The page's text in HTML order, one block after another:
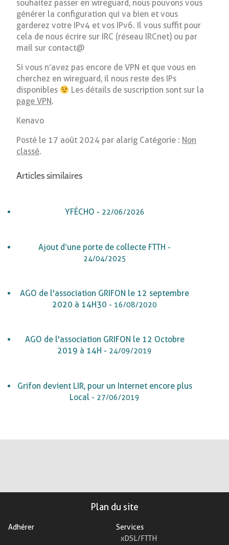
souhaitez passer en wireguard, nous pouvons vous
générer la configuration qui va bien et vous
garderez votre IPv4 et vos IPv6. Il vous suffit pour
cela de nous écrire sur IRC (réseau IRCnet) ou par
mail sur contact@
Si vous n’avez pas encore de VPN et que vous en
cherchez en wireguard, il nous reste des IPs
disponibles
Les détails de suscription sont sur la
page VPN.
Kenavo
Posté le 17 août 2024 par alarig Catégorie : Non
classé.
Articles similaires
YFÉCHO - 22/06/2026
Ajout d’une porte de collecte FTTH -
24/04/2025
AGO de l'association GRIFON le 12 septembre
2020 à 14H30 - 16/08/2020
AGO de l'association GRIFON le 12 Octobre
2019 à 14H - 24/09/2019
Grifon devient LIR, pour un Internet encore plus
Local - 27/06/2019
Plan du site
Adhérer
Services
xDSL/FTTH